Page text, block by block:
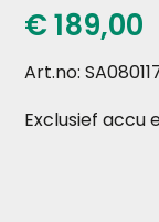
€189,00
Art.no:
Exclusief accu